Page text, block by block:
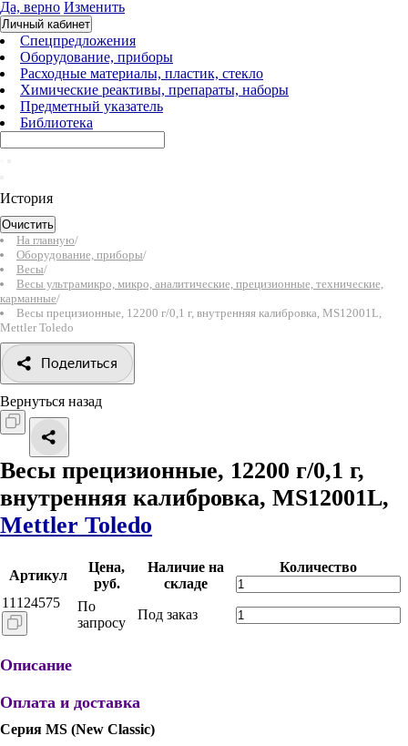
Да, верно Изменить
Личный кабинет
Спецпредложения
Оборудование, приборы
Расходные материалы, пластик, стекло
Химические реактивы, препараты, наборы
Предметный указатель
Библиотека
История
Очистить
На главную/
Оборудование, приборы/
Весы/
Весы ультрамикро, микро, аналитические, прецизионные, технические,
карманные/
Весы прецизионные, 12200 г/0,1 г, внутренняя калибровка, MS12001L,
Mettler Toledo
Поделиться
Вернуться назад
Весы прецизионные, 12200 г/0,1 г,
внутренняя калибровка, MS12001L,
Mettler Toledo
Артикул
Цена,
руб.
Наличие на
складе
Количество
11124575
По
запросу
Под заказ
Описание
Оплата и доставка
Серия MS (New Classic)